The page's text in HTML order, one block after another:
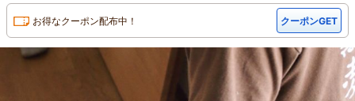
お得なクーポン配布中！ クーポンGET